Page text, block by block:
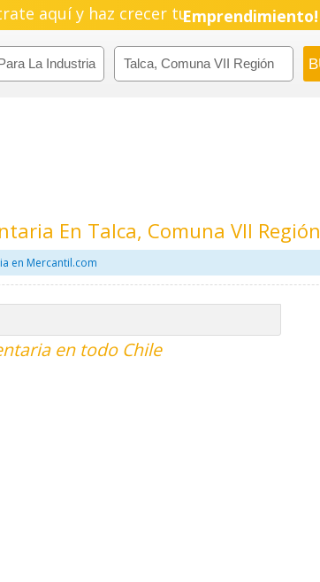
aquí y haz crecer tuEmprendimiento!
En Talca, Comuna VII Región
en Mercantil.com
en todo Chile